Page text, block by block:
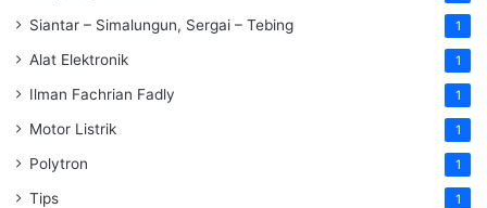
Siantar – Simalungun, Sergai – Tebing 1
Alat Elektronik 1
Ilman Fachrian Fadly 1
Motor Listrik 1
Polytron 1
Tips 1